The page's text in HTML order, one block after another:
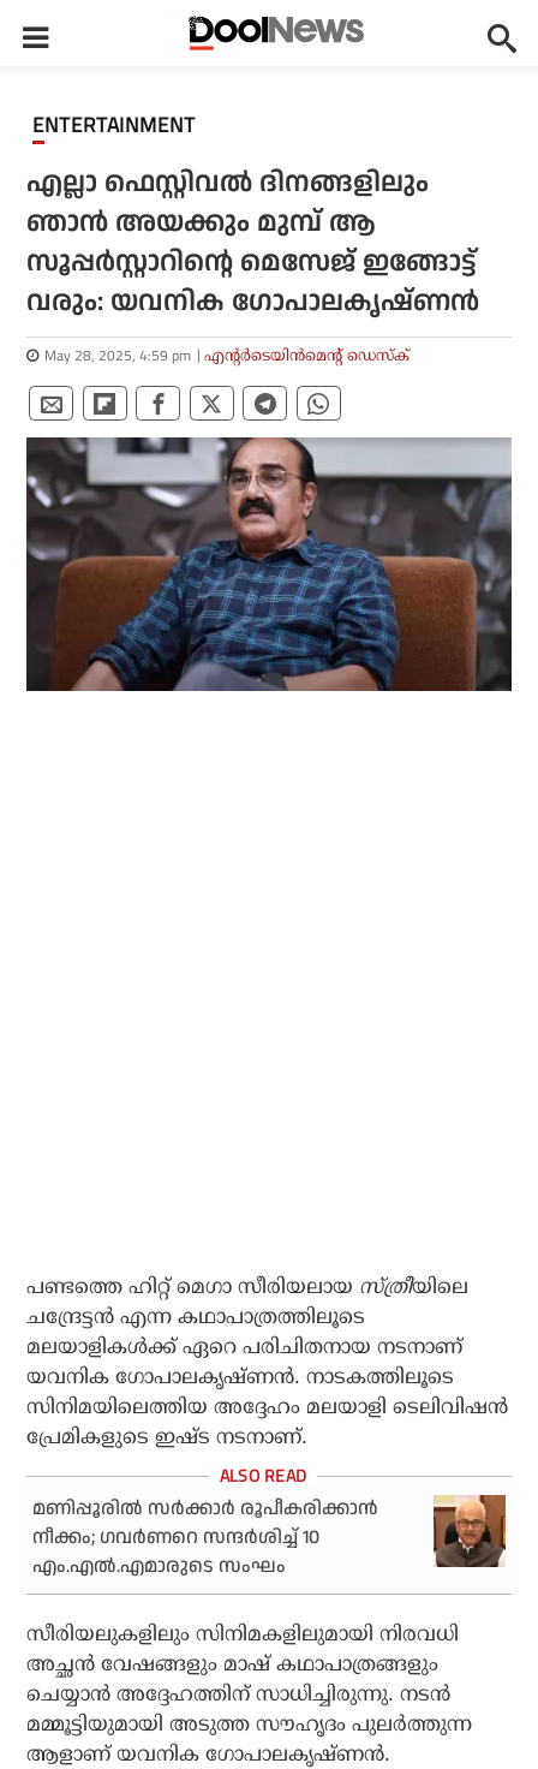
ENTERTAINMENT
എല്ലാ ഫെസ്റ്റിവല്‍ ദിനങ്ങളിലും
ഞാന്‍ അയക്കും മുമ്പ് ആ
സൂപ്പര്‍സ്റ്റാറിന്റെ മെസേജ് ഇങ്ങോട്ട്
വരും: യവനിക ഗോപാലകൃഷ്ണന്‍
May 28, 2025, 4:59 pm എന്റര്‍ടെയിന്‍മെന്റ് ഡെസ്‌ക്
പണ്ടത്തെ ഹിറ്റ് മെഗാ സീരിയലായ സ്ത്രീയിലെ
ചന്ദ്രേട്ടന്‍ എന്ന കഥാപാത്രത്തിലൂടെ
മലയാളികള്‍ക്ക് ഏറെ പരിചിതനായ നടനാണ്
യവനിക ഗോപാലകൃഷ്ണന്‍. നാടകത്തിലൂടെ
സിനിമയിലെത്തിയ അദ്ദേഹം മലയാളി ടെലിവിഷന്‍
പ്രേമികളുടെ ഇഷ്ട നടനാണ്.
മണിപ്പൂരില്‍ സര്‍ക്കാര്‍ രൂപീകരിക്കാന്‍
നീക്കം; ഗവര്‍ണറെ സന്ദര്‍ശിച്ച് 10
എം.എല്‍.എമാരുടെ സംഘം
സീരിയലുകളിലും സിനിമകളിലുമായി നിരവധി
അച്ഛന്‍ വേഷങ്ങളും മാഷ് കഥാപാത്രങ്ങളും
ചെയ്യാന്‍ അദ്ദേഹത്തിന് സാധിച്ചിരുന്നു. നടന്‍
മമ്മൂട്ടിയുമായി അടുത്ത സൗഹൃദം പുലര്‍ത്തുന്ന
ആളാണ് യവനിക ഗോപാലകൃഷ്ണന്‍.